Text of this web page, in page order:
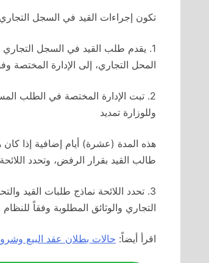
تكون إجراءات القيد في السجل
​1. يقدم طلب القيد في السجل التجاري
المحل التجاري، إلى الإدارة المختصة
2. تبت الإدارة المختصة في الطلب
وللوزارة تمديد
هذه المدة (عشرة) أيام إضافية إذا
طالب القيد بقرار الرفض، وتحدد اللائحة
3. تحدد اللائحة نماذج طلبات
التجاري والوثائق المطلوبة وفقاً
اقرأ أيضاً: حالات بطلان عقد البيع